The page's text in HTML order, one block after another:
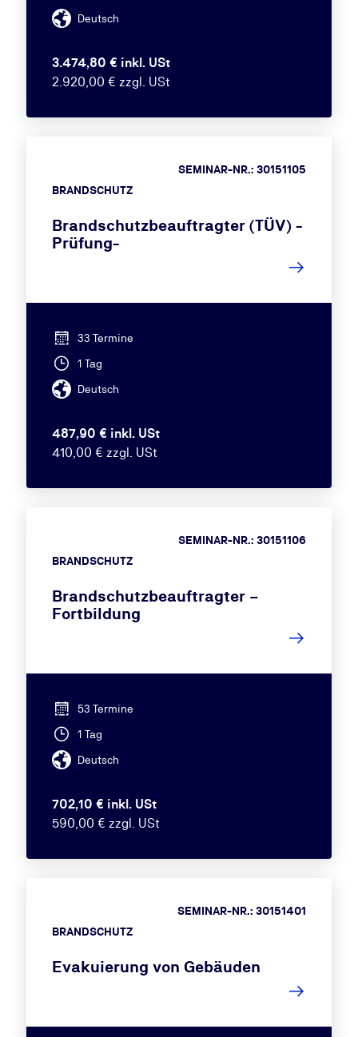
Deutsch
3.474,80 € inkl. USt
2.920,00 € zzgl. USt
BRANDSCHUTZ
SEMINAR-NR.: 30151105
Brandschutzbeauftragter (TÜV) -
Prüfung-
33 Termine
1 Tag
Deutsch
487,90 € inkl. USt
410,00 € zzgl. USt
BRANDSCHUTZ
SEMINAR-NR.: 30151106
Brandschutzbeauftragter –
Fortbildung
53 Termine
1 Tag
Deutsch
702,10 € inkl. USt
590,00 € zzgl. USt
BRANDSCHUTZ
SEMINAR-NR.: 30151401
Evakuierung von Gebäuden